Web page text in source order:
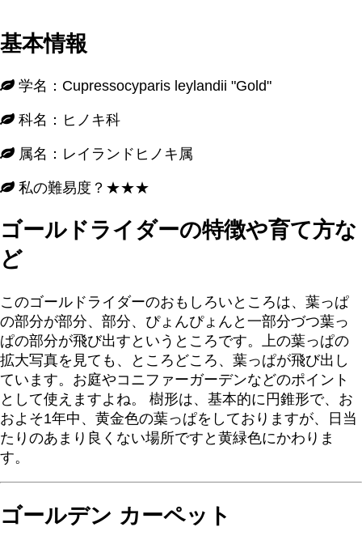
基本情報
学名：Cupressocyparis leylandii "Gold"
科名：ヒノキ科
属名：レイランドヒノキ属
私の難易度？★★★
ゴールドライダーの特徴や育て方な
ど
このゴールドライダーのおもしろいところは、葉っぱ
の部分が部分、部分、ぴょんぴょんと一部分づつ葉っ
ぱの部分が飛び出すというところです。上の葉っぱの
拡大写真を見ても、ところどころ、葉っぱが飛び出し
ています。お庭やコニファーガーデンなどのポイント
として使えますよね。 樹形は、基本的に円錐形で、お
およそ1年中、黄金色の葉っぱをしておりますが、日当
たりのあまり良くない場所ですと黄緑色にかわりま
す。
ゴールデン カーペット